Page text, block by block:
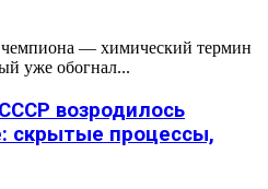
чемпиона — химический термин
уже обогнал...
возродилось
скрытые процессы,